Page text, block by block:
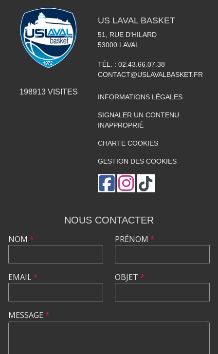
198913 VISITES
US LAVAL BASKET
51, RUE D'HILARD
53000 LAVAL
TÉL. : 02.43.66.07.38
CONTACT@USLAVALBASKET.FR
INFORMATIONS LÉGALES
SIGNALER UN CONTENU
INAPPROPRIÉ
CHARTE COOKIES
GESTION DES COOKIES
NOUS CONTACTER
NOM *
EMAIL*
PRÉNOM *
OBJET *
MESSAGE *